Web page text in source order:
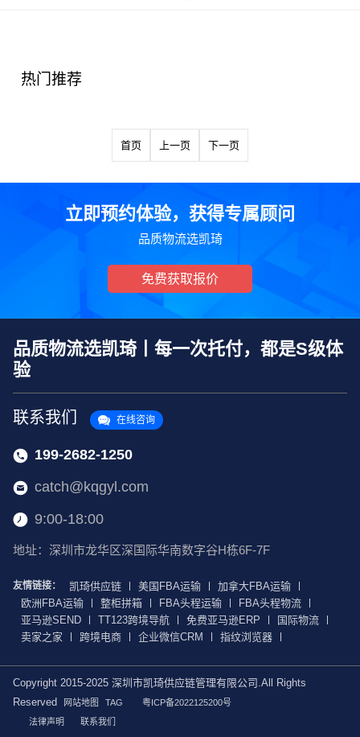
热门推荐
首页 上一页 下一页
立即预约体验，获得专属顾问
品质物流选凯琦
免费获取报价
品质物流选凯琦丨每一次托付，都是S级体
验
联系我们 在线咨询
199-2682-1250
catch@kqgyl.com
9:00-18:00
地址：深圳市龙华区深国际华南数字谷H栋6F-7F
友情链接： 凯琦供应链 美国FBA运输
加拿大FBA运输
欧洲FBA运输
整柜拼箱 FBA头程运输
FBA头程物流
亚马逊SEND
TT123跨境导航 免费亚马逊ERP
国际物流
卖家之家
跨境电商 企业微信CRM 指纹浏览器
Copyright 2015-2025 深圳市凯琦供应链管理有限公司.All Rights
Reserved
网站地图 TAG
粤ICP备2022125200号
法律声明
联系我们